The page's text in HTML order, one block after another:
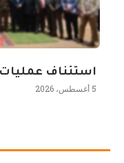
استئناف عمليات
5 أغسطس، 2026